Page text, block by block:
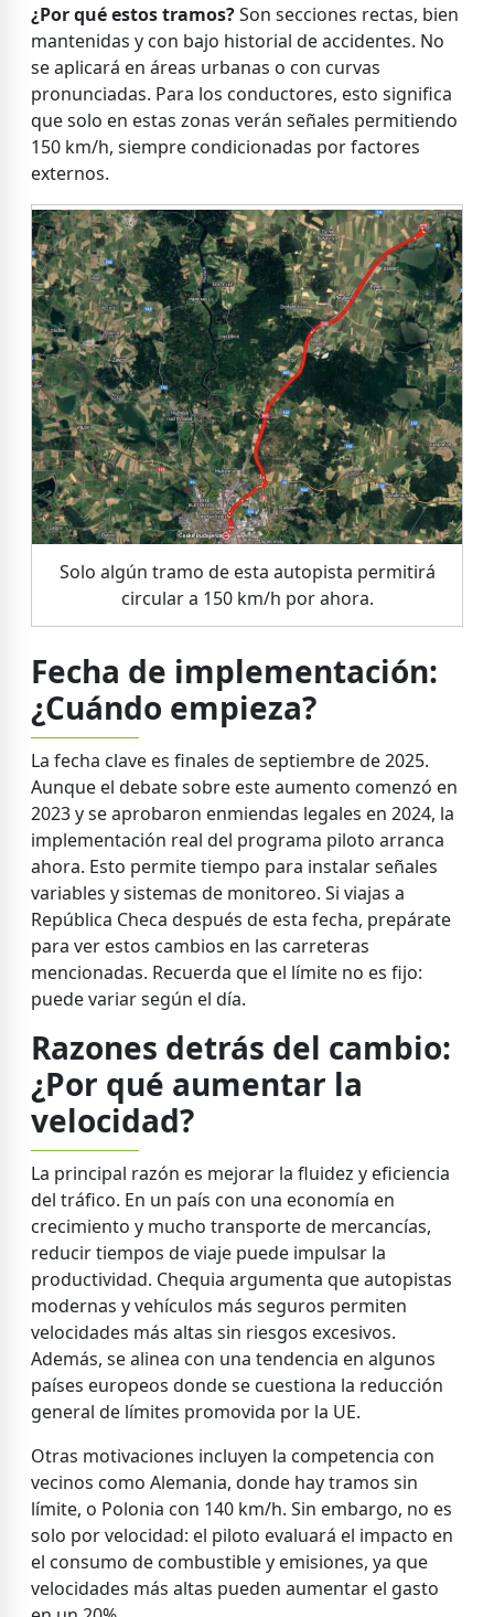
¿Por qué estos tramos?Son secciones rectas, bien
mantenidas y con bajo historial de accidentes. No
se aplicará en áreas urbanas o con curvas
pronunciadas. Para los conductores, esto significa
que solo en estas zonas verán señales permitiendo
150 km/h, siempre condicionadas por factores
externos.
Solo algún tramo de esta autopista permitirá
circular a 150 km/h por ahora.
Fecha de implementación:
¿Cuándo empieza?
La fecha clave es finales de septiembre de 2025.
Aunque el debate sobre este aumento comenzó en
2023 y se aprobaron enmiendas legales en 2024, la
implementación real del programa piloto arranca
ahora. Esto permite tiempo para instalar señales
variables y sistemas de monitoreo. Si viajas a
República Checa después de esta fecha, prepárate
para ver estos cambios en las carreteras
mencionadas. Recuerda que el límite no es fijo:
puede variar según el día.
Razones detrás del cambio:
¿Por qué aumentar la
velocidad?
La principal razón es mejorar la fluidez y eficiencia
del tráfico. En un país con una economía en
crecimiento y mucho transporte de mercancías,
reducir tiempos de viaje puede impulsar la
productividad. Chequia argumenta que autopistas
modernas y vehículos más seguros permiten
velocidades más altas sin riesgos excesivos.
Además, se alinea con una tendencia en algunos
países europeos donde se cuestiona la reducción
general de límites promovida por la UE.
Otras motivaciones incluyen la competencia con
vecinos como Alemania, donde hay tramos sin
límite, o Polonia con 140 km/h. Sin embargo, no es
solo por velocidad: el piloto evaluará el impacto en
el consumo de combustible y emisiones, ya que
velocidades más altas pueden aumentar el gasto